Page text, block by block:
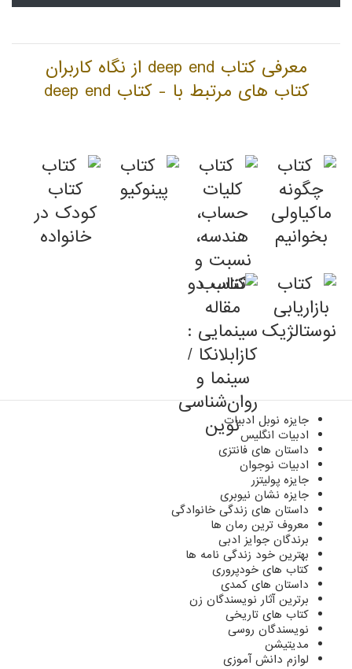
معرفی کتاب deep end از نگاه کاربران
کتاب های مرتبط با - کتاب deep end
جایزه نوبل ادبیات
ادبیات انگلیس
داستان های فانتزی
ادبیات نوجوان
جایزه پولیتزر
جایزه نشان نیوبری
داستان های زندگی خانوادگی
معروف ترین رمان ها
برندگان جوایز ادبی
بهترین خود زندگی نامه ها
کتاب های خودپروری
داستان های کمدی
برترین آثار نویسندگان زن
کتاب های تاریخی
نویسندگان روسی
مدیتیشن
لوازم دانش آموزی